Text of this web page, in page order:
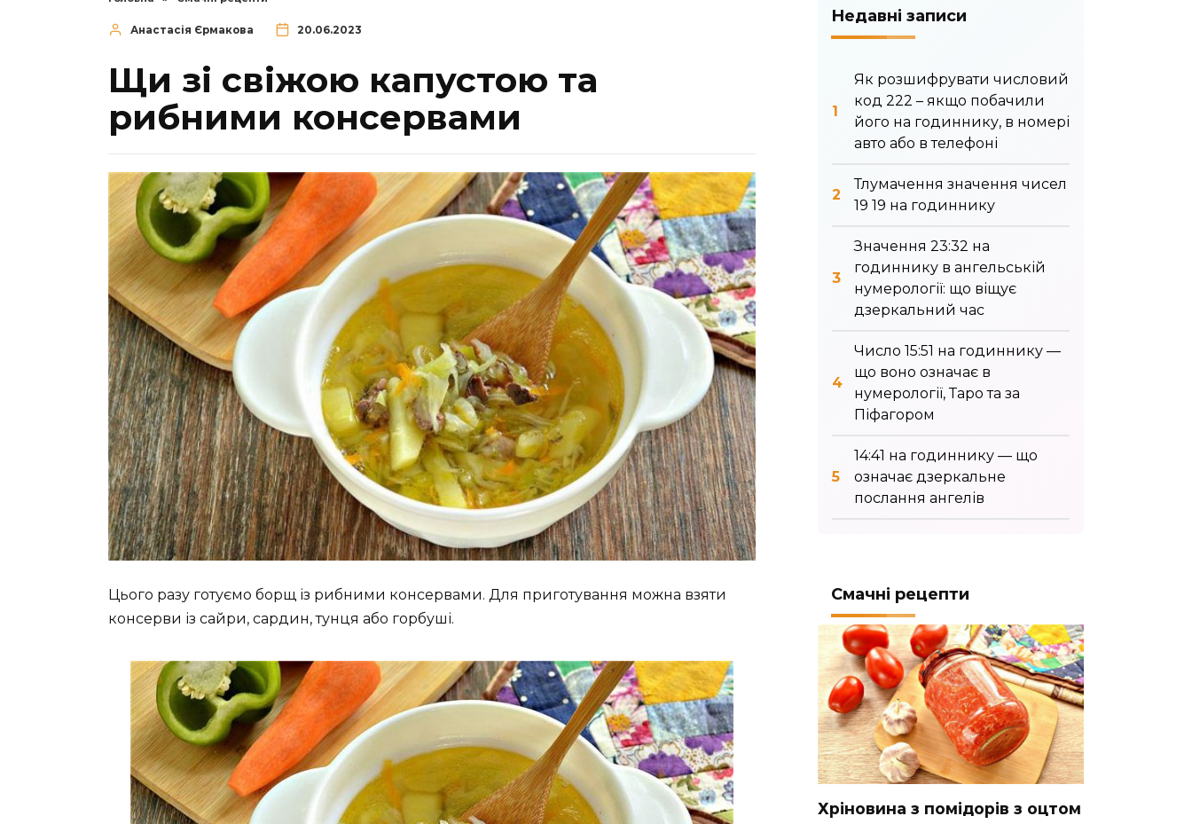
Анастасія Єрмакова 20.06.2023
Щи зі свіжою капустою та
рибними консервами
Цього разу готуємо борщ із рибними консервами. Для приготування можна взяти
консерви із сайри, сардин, тунця або горбуші.
Недавні записи
Як розшифрувати числовий
код 222 – якщо побачили
його на годиннику, в номері
авто або в телефоні
Тлумачення значення чисел
19 19 на годиннику
Значення 23:32 на
годиннику в ангельській
нумерології: що віщує
дзеркальний час
Число 15:51 на годиннику —
що воно означає в
нумерології, Таро та за
Піфагором
14:41 на годиннику — що
означає дзеркальне
послання ангелів
Смачні рецепти
Хріновина з помідорів з оцтом